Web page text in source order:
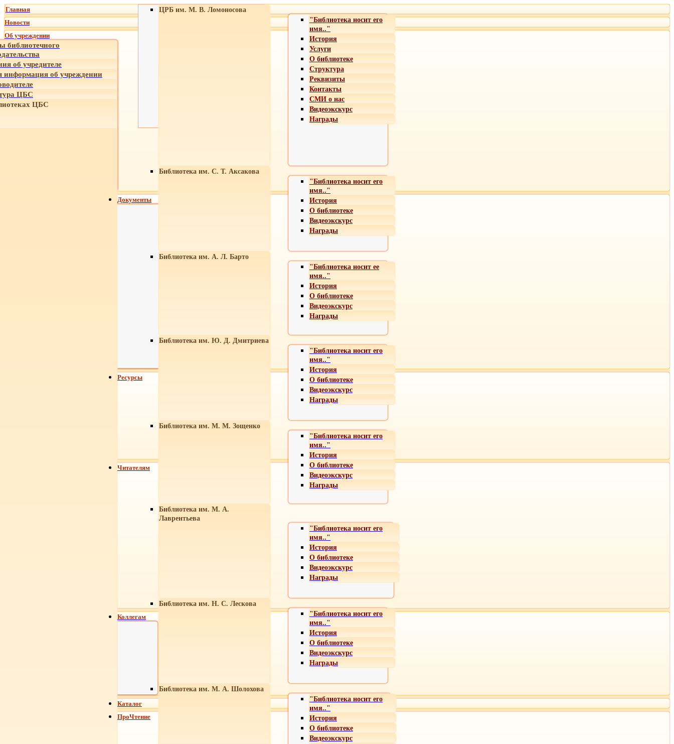
Главная
Новости
Об учреждении
библиотечного
об учредителе
об учреждении
ЦБС
ЦБС
ЦРБ им. М. В. Ломоносова
"Библиотека носит его
имя.."
История
Услуги
О библиотеке
Структура
Реквизиты
Контакты
СМИ о нас
Видеоэкскурс
Награды
Библиотека им. С. Т. Аксакова
"Библиотека носит его
имя.."
История
О библиотеке
Видеоэкскурс
Награды
Библиотека им. А. Л. Барто
"Библиотека носит ее
имя.."
История
О библиотеке
Видеоэкскурс
Награды
Библиотека им. Ю. Д. Дмитриева
"Библиотека носит его
имя.."
История
О библиотеке
Видеоэкскурс
Награды
Библиотека им. М. М. Зощенко
"Библиотека носит его
имя.."
История
О библиотеке
Видеоэкскурс
Награды
Библиотека им. М. А.
Лаврентьева
"Библиотека носит его
имя.."
История
О библиотеке
Видеоэкскурс
Награды
Библиотека им. Н. С. Лескова
"Библиотека носит его
имя.."
История
О библиотеке
Видеоэкскурс
Награды
Библиотека им. М. А. Шолохова
"Библиотека носит его
имя.."
История
О библиотеке
Видеоэкскурс
Документы
Ресурсы
Читателям
Коллегам
Каталог
ПроЧтение